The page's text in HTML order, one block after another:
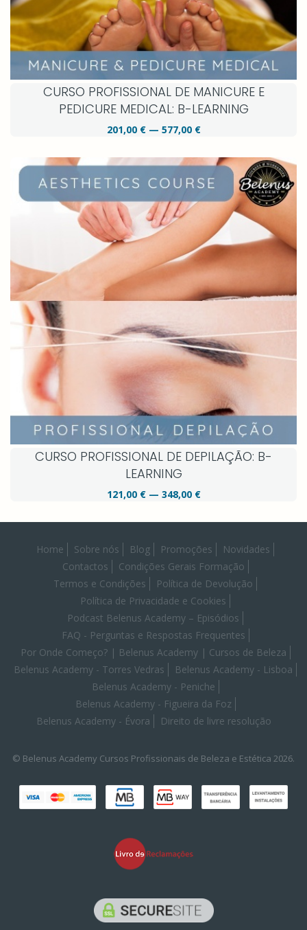
CURSO PROFISSIONAL DE MANICURE E
PEDICURE MEDICAL: B-LEARNING
201,00 € — 577,00 €
CURSO PROFISSIONAL DE DEPILAÇÃO: B-
LEARNING
121,00 € — 348,00 €
Home Sobre nós Blog Promoções
Novidades
Contactos
Condições Gerais Formação
Termos e Condições
Política de Devolução
Política de Privacidade e Cookies
Podcast Belenus Academy – Episódios
FAQ - Perguntas e Respostas Frequentes
Por Onde Começo? | Belenus Academy | Cursos de Beleza
Belenus Academy - Torres Vedras
Belenus Academy - Lisboa
Belenus Academy - Peniche
Belenus Academy - Figueira da Foz
Belenus Academy - Évora
Direito de livre resolução
© Belenus Academy Cursos Profissionais de Beleza e Estética 2026.